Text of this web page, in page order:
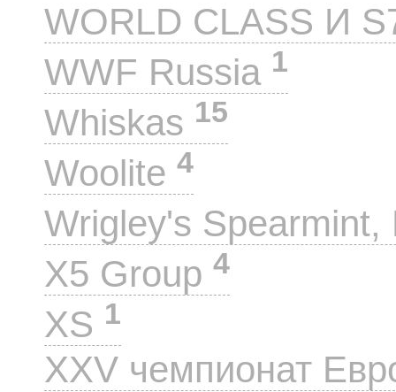
WORLD CLASS И
WWF Russia 1
Whiskas 15
Woolite 4
Wrigley's
X5 Group 4
XS 1
XXV чемпионат